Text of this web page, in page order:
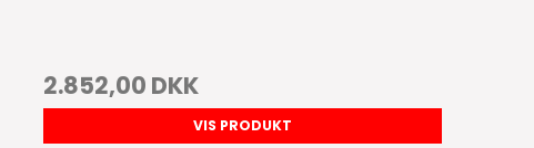
2.852,00 DKK
VIS PRODUKT